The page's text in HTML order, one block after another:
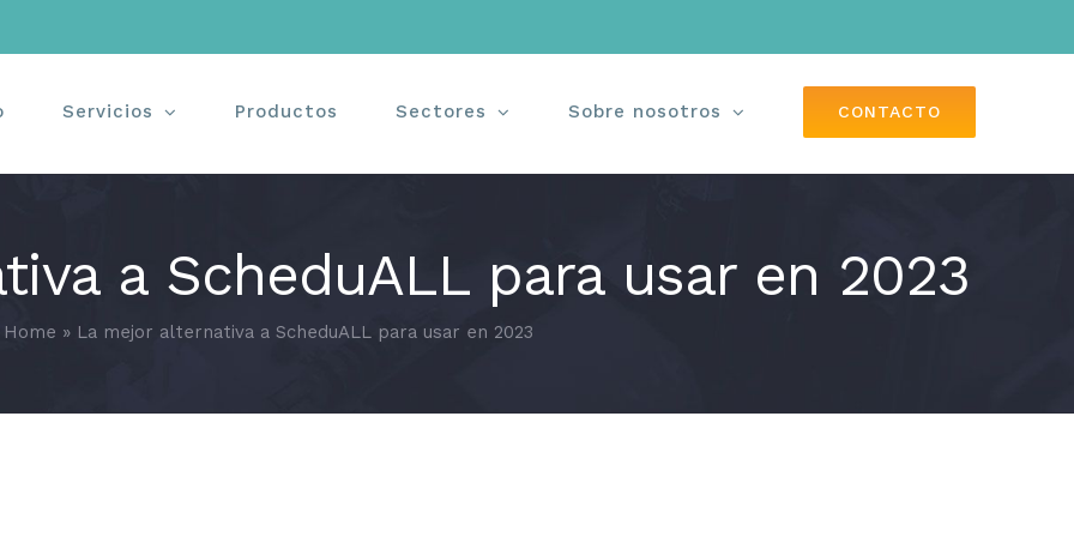
Servicios Productos Sectores Sobre nosotros CONTACTO
a ScheduALL para usar en 2023
Home » La mejor alternativa a ScheduALL para usar en 2023